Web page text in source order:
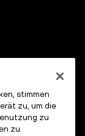
stimmen
zu, um die
zu
zu